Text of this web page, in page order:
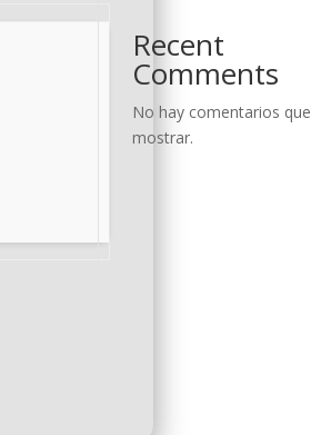
Recent
Comments
No hay comentarios que
mostrar.